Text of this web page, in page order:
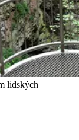
lidských